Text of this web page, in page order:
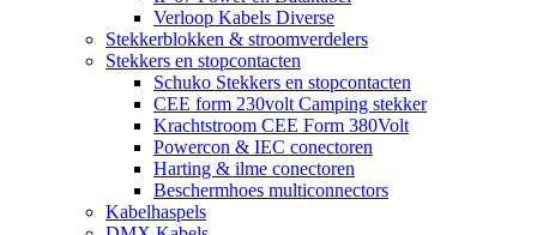
Verloop Kabels Diverse
Stekkerblokken & stroomverdelers
Stekkers en stopcontacten
Schuko Stekkers en stopcontacten
CEE form 230volt Camping stekker
Krachtstroom CEE Form 380Volt
Powercon & IEC conectoren
Harting & ilme conectoren
Beschermhoes multiconnectors
Kabelhaspels